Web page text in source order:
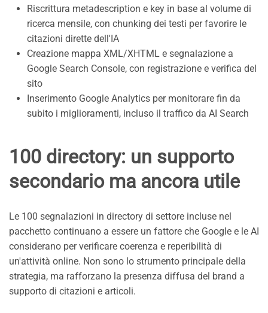
Riscrittura metadescription e key in base al volume di
ricerca mensile, con chunking dei testi per favorire le
citazioni dirette dell'IA
Creazione mappa XML/XHTML e segnalazione a
Google Search Console, con registrazione e verifica del
sito
Inserimento Google Analytics per monitorare fin da
subito i miglioramenti, incluso il traffico da AI Search
100 directory: un supporto
secondario ma ancora utile
Le 100 segnalazioni in directory di settore incluse nel
pacchetto continuano a essere un fattore che Google e le AI
considerano per verificare coerenza e reperibilità di
un'attività online. Non sono lo strumento principale della
strategia, ma rafforzano la presenza diffusa del brand a
supporto di citazioni e articoli.